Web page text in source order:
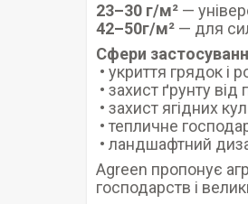
23–30 г/м² —
42–50г/м² — для
Сфери
• укриття грядок і
• захист ґрунту
• захист ягідних
• тепличне
• ландшафтний
Agreen пропонує
господарств і